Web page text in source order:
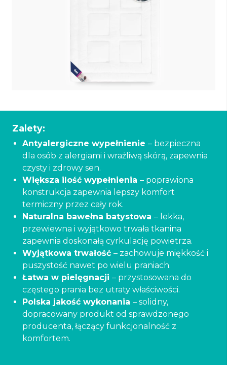
Zalety:
Antyalergiczne wypełnienie – bezpieczna
dla osób z alergiami i wrażliwą skórą, zapewnia
czysty i zdrowy sen.
Większa ilość wypełnienia – poprawiona
konstrukcja zapewnia lepszy komfort
termiczny przez cały rok.
Naturalna bawełna batystowa – lekka,
przewiewna i wyjątkowo trwała tkanina
zapewnia doskonałą cyrkulację powietrza.
Wyjątkowa trwałość – zachowuje miękkość i
puszystość nawet po wielu praniach.
Łatwa w pielęgnacji – przystosowana do
częstego prania bez utraty właściwości.
Polska jakość wykonania – solidny,
dopracowany produkt od sprawdzonego
producenta, łączący funkcjonalność z
komfortem.